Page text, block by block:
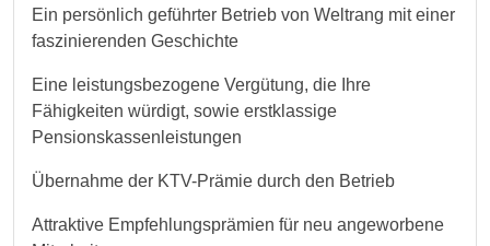
Ein persönlich geführter Betrieb von Weltrang mit einer
faszinierenden Geschichte
Eine leistungsbezogene Vergütung, die Ihre
Fähigkeiten würdigt, sowie erstklassige
Pensionskassenleistungen
Übernahme der KTV-Prämie durch den Betrieb
Attraktive Empfehlungsprämien für neu angeworbene